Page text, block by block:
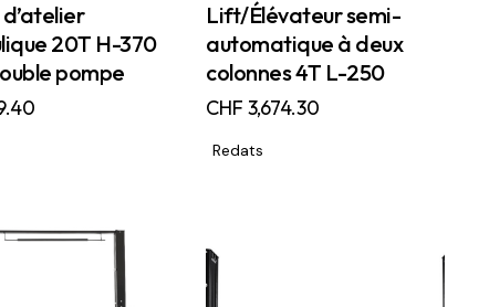
20T H-370
pompe
Lift/Élévateur semi-
automatique à deux
colonnes 4T L-250
CHF 3,674.30
Redats